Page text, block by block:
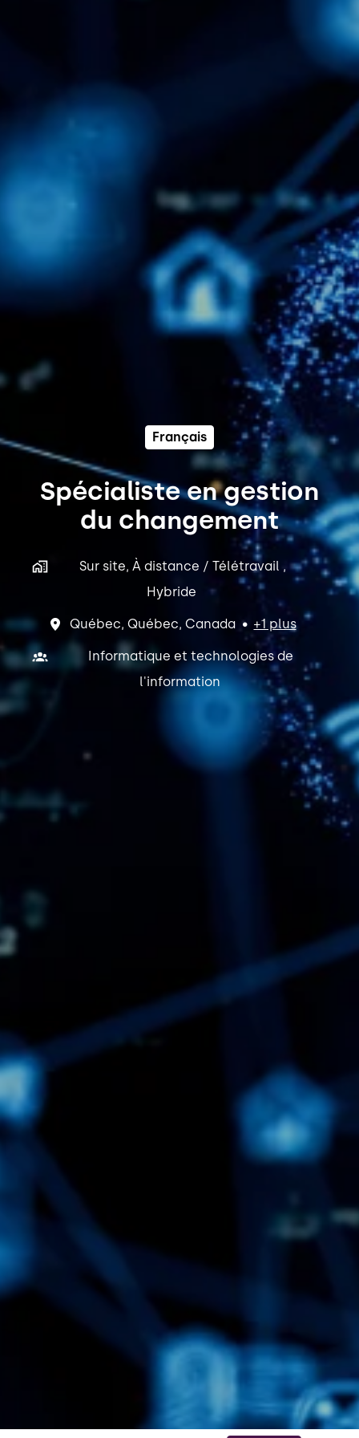
Français
Spécialiste en gestion
du changement
Sur site, À distance / Télétravail ,
Hybride
Québec, Québec, Canada • +1 plus
Informatique et technologies de
l'information